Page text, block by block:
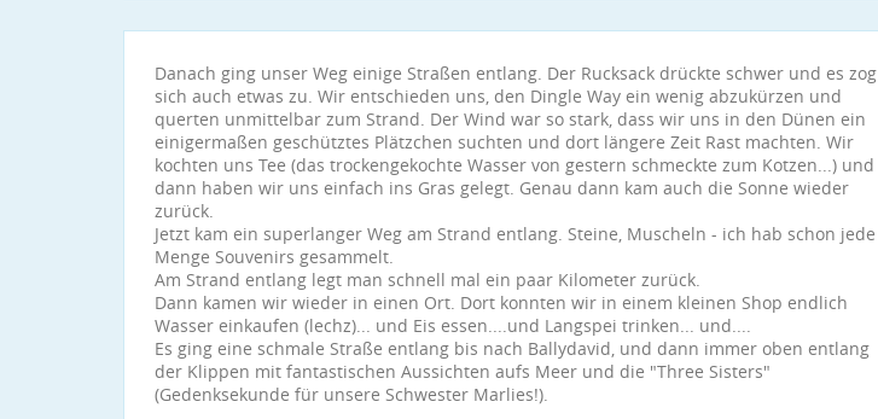
Danach ging unser Weg einige Straßen entlang. Der Rucksack drückte schwer und es zog
sich auch etwas zu. Wir entschieden uns, den Dingle Way ein wenig abzukürzen und
querten unmittelbar zum Strand. Der Wind war so stark, dass wir uns in den Dünen ein
einigermaßen geschütztes Plätzchen suchten und dort längere Zeit Rast machten. Wir
kochten uns Tee (das trockengekochte Wasser von gestern schmeckte zum Kotzen...) und
dann haben wir uns einfach ins Gras gelegt. Genau dann kam auch die Sonne wieder
zurück.
Jetzt kam ein superlanger Weg am Strand entlang. Steine, Muscheln - ich hab schon jede
Menge Souvenirs gesammelt.
Am Strand entlang legt man schnell mal ein paar Kilometer zurück.
Dann kamen wir wieder in einen Ort. Dort konnten wir in einem kleinen Shop endlich
Wasser einkaufen (lechz)... und Eis essen....und Langspei trinken... und....
Es ging eine schmale Straße entlang bis nach Ballydavid, und dann immer oben entlang
der Klippen mit fantastischen Aussichten aufs Meer und die "Three Sisters"
(Gedenksekunde für unsere Schwester Marlies!).